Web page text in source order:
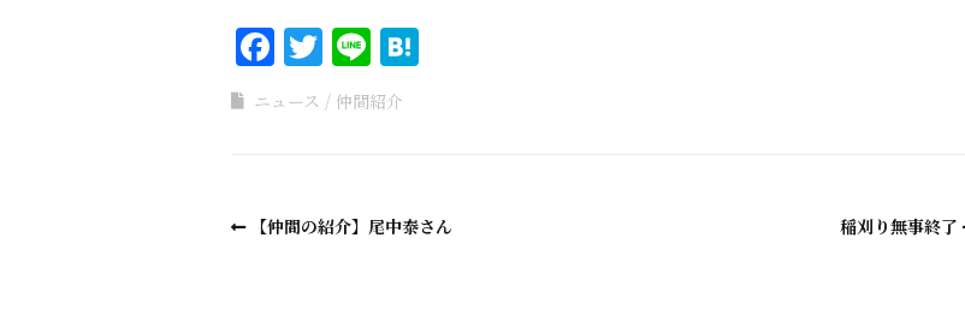
Facebook
Twitter
Line
ニュース 仲間紹介
【仲間の紹介】尾中泰さん 稲刈り無事終了